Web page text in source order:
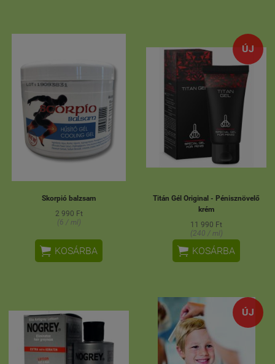
Skorpió balzsam
2 990 Ft
(6 / ml)
 KOSÁRBA
ÚJ
Titán Gél Original - Pénisznövelő
krém
11 990 Ft
(240 / ml)
 KOSÁRBA
ÚJ